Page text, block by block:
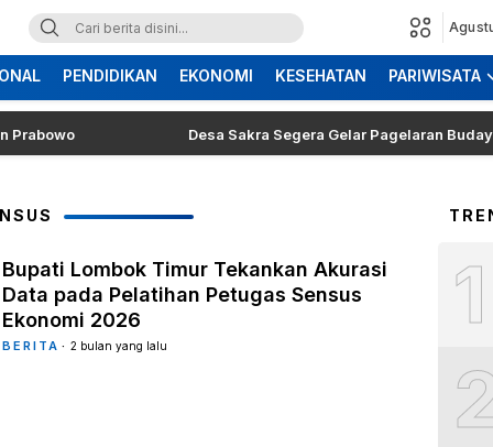
PENDIDIKAN EKONOMI KESEHATAN PARIWISATA
Desa Sakra Segera Gelar Pagelaran Budaya
Bupati Lombok Timur Tekankan Akurasi
Data pada Pelatihan Petugas Sensus
Ekonomi 2026
BERITA 2 bulan yang lalu
1